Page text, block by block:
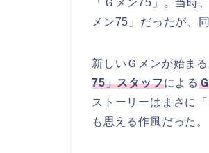
「Ｇメン75」。当時
メン75」だったが、
新しいＧメンが始ま
75」スタッフによる
ストーリーはまさに
も思える作風だった。